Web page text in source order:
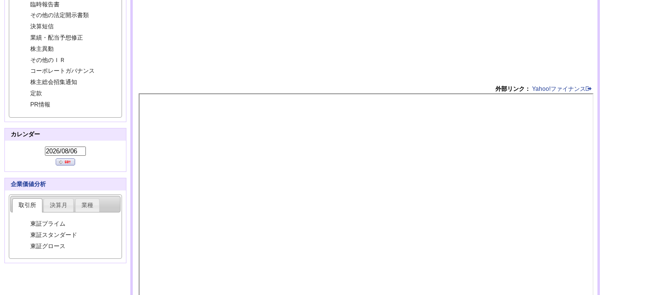
外部リンク： Yahoo!ファイナンス
臨時報告書
その他の法定開示書類
決算短信
業績・配当予想修正
株主異動
その他のＩＲ
コーポレートガバナンス
株主総会招集通知
定款
PR情報
カレンダー
企業価値分析
取引所 決算月 業種
東証プライム
東証スタンダード
東証グロース